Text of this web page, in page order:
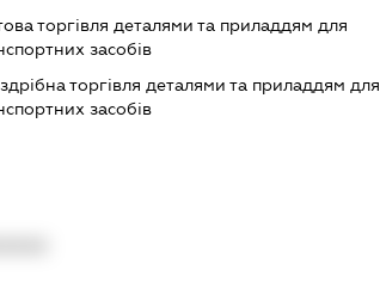
торгівля деталями та приладдям для
засобів
торгівля деталями та приладдям для
засобів